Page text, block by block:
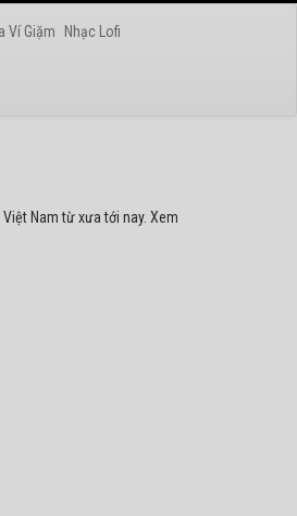
Ví Giặm Nhạc Lofi
hay nhất ở Việt Nam. Không